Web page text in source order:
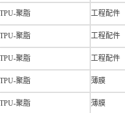
TPU-聚脂 工程配件
TPU-聚脂 工程配件
TPU-聚脂 工程配件
TPU-聚脂 薄膜
TPU-聚脂 薄膜